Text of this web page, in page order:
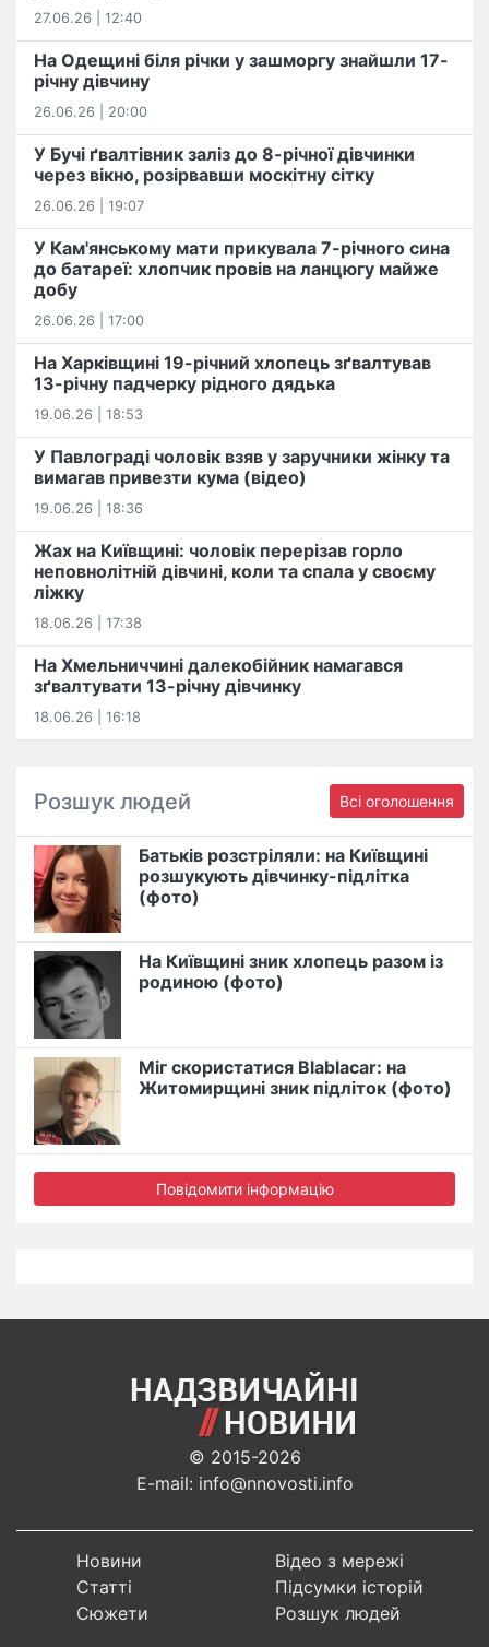
27.06.26 | 12:40
На Одещині біля річки у зашморгу знайшли 17-
річну дівчину
26.06.26 | 20:00
У Бучі ґвалтівник заліз до 8-річної дівчинки
через вікно, розірвавши москітну сітку
26.06.26 | 19:07
У Кам'янському мати прикувала 7-річного сина
до батареї: хлопчик провів на ланцюгу майже
добу
26.06.26 | 17:00
На Харківщині 19-річний хлопець​ ️зґвалтував
13-річну падчерку рідного дядька
19.06.26 | 18:53
У Павлограді чоловік взяв у заручники жінку та
вимагав привезти кума (відео)
19.06.26 | 18:36
Жах на Київщині: чоловік перерізав горло
неповнолітній дівчині, коли та спала у своєму
ліжку
18.06.26 | 17:38
На Хмельниччині далекобійник намагався
зґвалтувати 13-річну дівчинку
18.06.26 | 16:18
Розшук людей Всі оголошення
Батьків розстріляли: на Київщині
розшукують дівчинку-підлітка
(фото)
На Київщині зник хлопець разом із
родиною (фото)
Міг скористатися Blablacar: на
Житомирщині зник підліток (фото)
Повідомити інформацію
© 2015-2026
E-mail: info@nnovosti.info
Новини
Статті
Сюжети
Відео з мережі
Підсумки історій
Розшук людей